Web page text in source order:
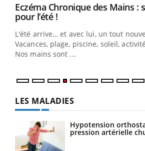
Youtube
Eczéma Chronique des Mains :
pour l’été !Youtube
L'été arrive… et avec lui, un tout
Vacances, plage, piscine, soleil,
Nos mains sont ...
LES MALADIES
Hypotension
pression artérielle